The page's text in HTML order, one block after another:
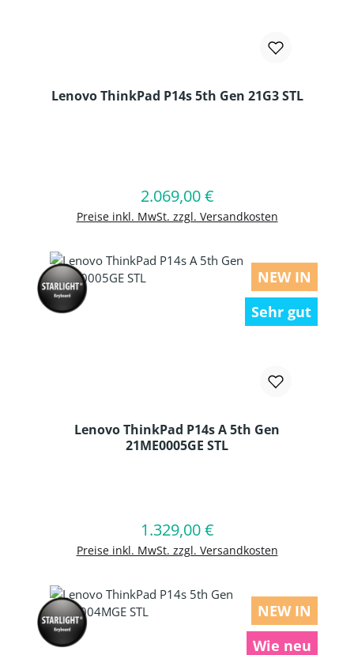
Lenovo ThinkPad P14s 5th Gen 21G3 STL
Regulärer Preis:
2.069,00 €
Preise inkl. MwSt. zzgl. Versandkosten
In den Warenkorb
NEW IN
Sehr gut
Lenovo ThinkPad P14s A 5th Gen
21ME0005GE STL
Regulärer Preis:
1.329,00 €
Preise inkl. MwSt. zzgl. Versandkosten
In den Warenkorb
NEW IN
Wie neu